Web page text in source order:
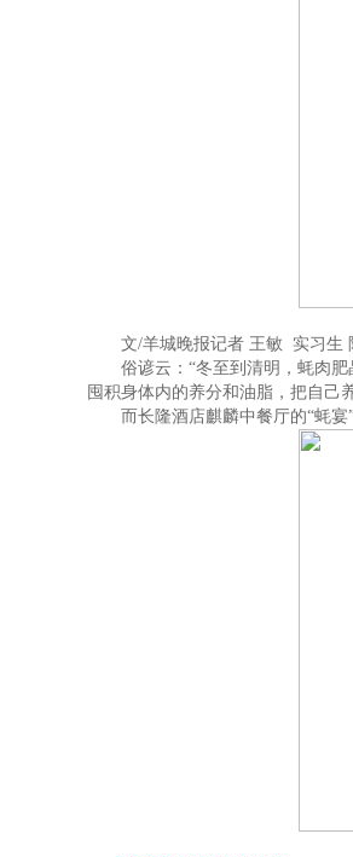
文/羊城晚报记者 王敏 实习生
俗谚云：“冬至到清明，蚝肉肥
囤积身体内的养分和油脂，把自己
而长隆酒店麒麟中餐厅的“蚝宴”